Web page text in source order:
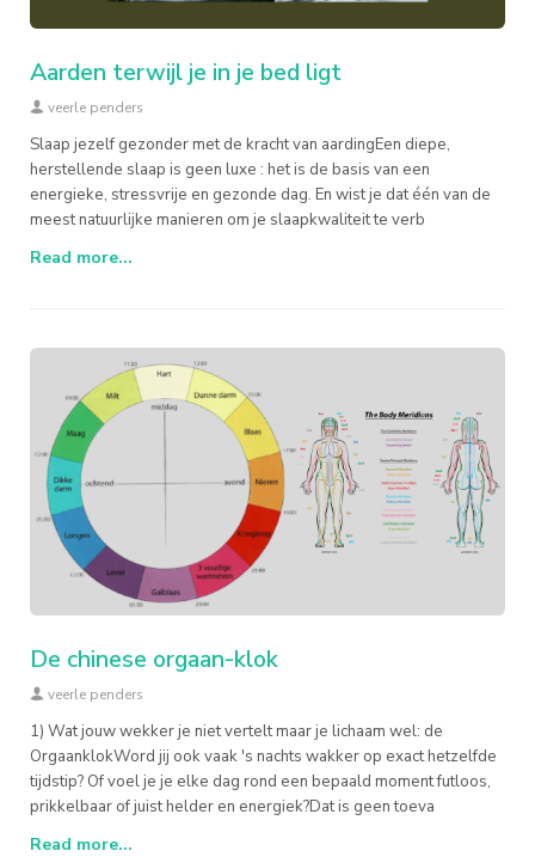
Aarden terwijl je in je bed ligt
veerle penders
Slaap jezelf gezonder met de kracht van aardingEen diepe,
herstellende slaap is geen luxe : het is de basis van een
energieke, stressvrije en gezonde dag. En wist je dat één van de
meest natuurlijke manieren om je slaapkwaliteit te verb
Read more...
De chinese orgaan-klok
veerle penders
1) Wat jouw wekker je niet vertelt maar je lichaam wel: de
OrgaanklokWord jij ook vaak 's nachts wakker op exact hetzelfde
tijdstip? Of voel je je elke dag rond een bepaald moment futloos,
prikkelbaar of juist helder en energiek?Dat is geen toeva
Read more...